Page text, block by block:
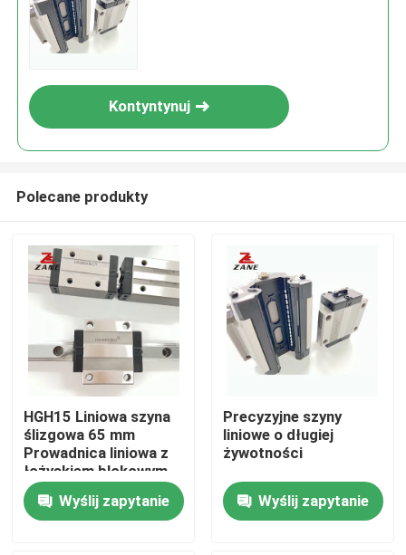
Produkty
O nas
Kontyntynuj
Polecane produkty
HGH15 Liniowa szyna
ślizgowa 65 mm
Prowadnica liniowa z
łożyskiem blokowym
Wyślij zapytanie
Precyzyjne szyny
liniowe o długiej
żywotności
Wyślij zapytanie